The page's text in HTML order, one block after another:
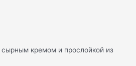
кремом и прослойкой из